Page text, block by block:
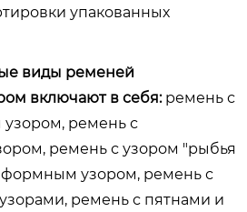
упакованных
виды ременей
включают в себя:ремень с
ремень с
ремень с узором "рыбья
формным узором, ремень с
ремень с пятнами и